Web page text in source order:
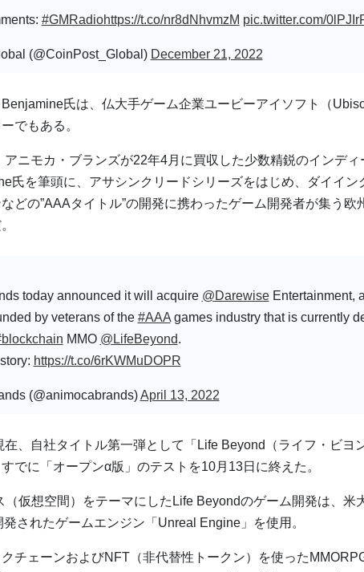
#GMRadiohttps://t.co/nr8dNhvmzM pic.twitter.com/
(@CoinPost_Global) December 21, 2022
氏は、仏大手ゲーム企業ユービーアイソフト（
でもある。
アニモカ・ブランズが22年4月に買収した少数精鋭のインディ
氏を筆頭に、アサシンクリードシリーズをはじめ、ダイイン
どの”AAAタイトル”の開発に携わったゲーム開発者が集う欧
today announced it will acquire @DarewiseEntertainment,
by veterans of the #AAAgames industry that is currently
MMO @LifeBeyond.
https://t.co/6rKWMuDOPR
(@animocabrands)April 13, 2022
在、自社タイトル第一弾として「Life Beyond（ライフ・ビヨ
でに「オープンα版」のテストを10月13日に終えた。
（仮想空間）をテーマにしたLife Beyondのゲーム開発は、米
されたゲームエンジン「Unreal Engine」を使用。
チェーンおよびNFT（非代替性トークン）を使った